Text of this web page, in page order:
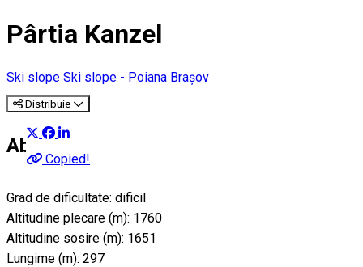
Pârtia Kanzel
Ski slope Ski slope - Poiana Brașov
Distribuie
Copied!
About
Grad de dificultate: dificil
Altitudine plecare (m): 1760
Altitudine sosire (m): 1651
Lungime (m): 297